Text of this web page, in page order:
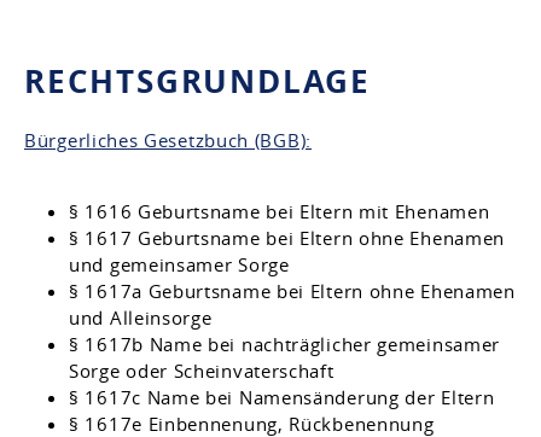
RECHTSGRUNDLAGE
Bürgerliches Gesetzbuch (BGB):
§ 1616 Geburtsname bei Eltern mit Ehenamen
§ 1617 Geburtsname bei Eltern ohne Ehenamen
und gemeinsamer Sorge
§ 1617a Geburtsname bei Eltern ohne Ehenamen
und Alleinsorge
§ 1617b Name bei nachträglicher gemeinsamer
Sorge oder Scheinvaterschaft
§ 1617c Name bei Namensänderung der Eltern
§ 1617e Einbennenung, Rückbenennung